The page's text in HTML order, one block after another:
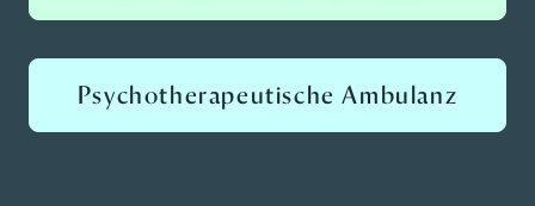
Psychotherapeutische Ambulanz